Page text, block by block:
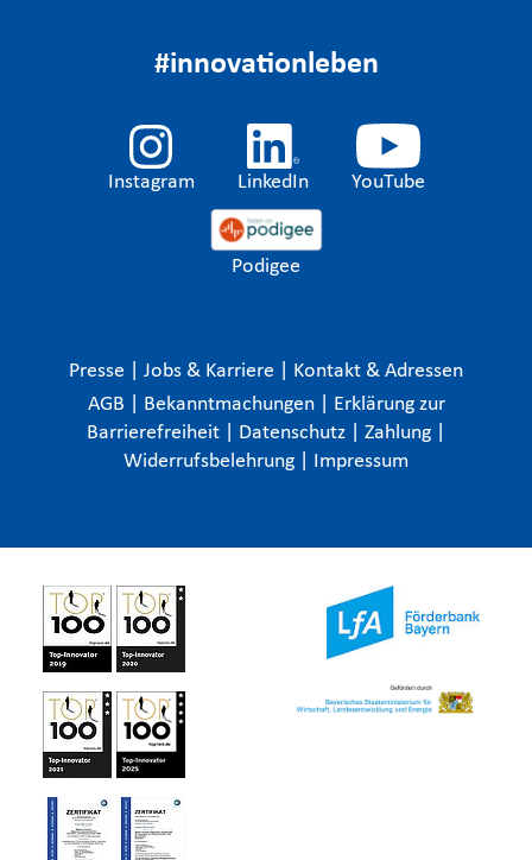
#innovationleben
Instagram LinkedIn YouTube
Podigee
Presse Jobs & Karriere
Kontakt & Adressen
AGB
Bekanntmachungen
Erklärung zur
Barrierefreiheit
Datenschutz Zahlung
Widerrufsbelehrung
Impressum